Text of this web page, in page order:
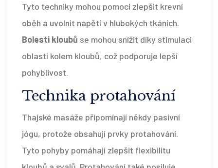
Tyto techniky mohou pomoci zlepšit krevní
oběh a uvolnit napětí v hlubokých tkáních.
Bolesti kloubů se mohou snížit díky stimulaci
oblastí kolem kloubů, což podporuje lepší
pohyblivost.
Technika protahování
Thajské masáže připomínají někdy pasivní
jógu, protože obsahují prvky protahování.
Tyto pohyby pomáhají zlepšit flexibilitu